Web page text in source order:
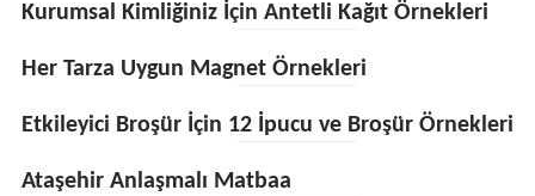
Kurumsal Kimliğiniz İçin Antetli Kağıt Örnekleri
Her Tarza Uygun Magnet Örnekleri
Etkileyici Broşür İçin 12 İpucu ve Broşür Örnekleri
Ataşehir Anlaşmalı Matbaa